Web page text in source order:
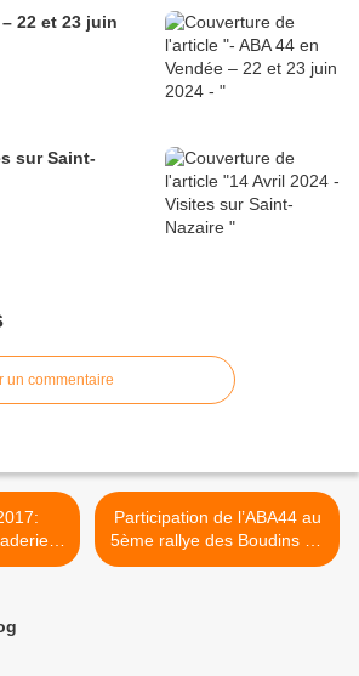
22 et 23 juin
sur Saint-
un commentaire
Participation de l’ABA44 au
5ème rallye des Boudins de
St Léger sous Cholet. >